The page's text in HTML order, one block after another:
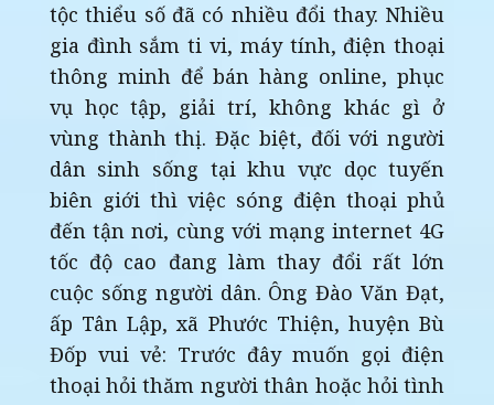
tộc thiểu số đã có nhiều đổi thay. Nhiều
gia đình sắm ti vi, máy tính, điện thoại
thông minh để bán hàng online, phục
vụ học tập, giải trí, không khác gì ở
vùng thành thị. Đặc biệt, đối với người
dân sinh sống tại khu vực dọc tuyến
biên giới thì việc sóng điện thoại phủ
đến tận nơi, cùng với mạng internet 4G
tốc độ cao đang làm thay đổi rất lớn
cuộc sống người dân. Ông Đào Văn Đạt,
ấp Tân Lập, xã Phước Thiện, huyện Bù
Đốp vui vẻ: Trước đây muốn gọi điện
thoại hỏi thăm người thân hoặc hỏi tình